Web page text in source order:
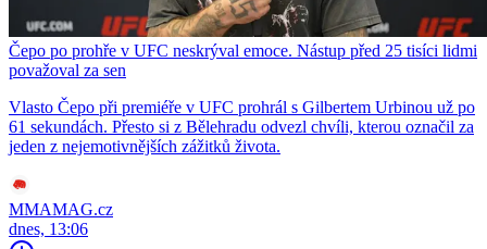
Čepo po prohře v UFC neskrýval emoce. Nástup před 25 tisíci lidmi
považoval za sen
Vlasto Čepo při premiéře v UFC prohrál s Gilbertem Urbinou už po
61 sekundách. Přesto si z Bělehradu odvezl chvíli, kterou označil za
jeden z nejemotivnějších zážitků života.
MMAMAG.cz
dnes, 13:06